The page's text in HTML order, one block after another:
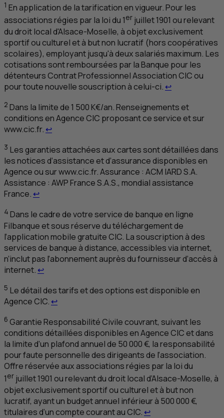
1 En application de la tarification en vigueur. Pour les
associations régies par la loi du 1er juillet 1901 ou relevant
du droit local d'Alsace-Moselle, à objet exclusivement
sportif ou culturel et à but non lucratif (hors coopératives
scolaires), employant jusqu'à deux salariés maximum. Les
cotisations sont remboursées par la Banque pour les
détenteurs Contrat Professionnel AssociationCICou
pour toute nouvelle souscription à celui-ci. ↩Retour au
2 Dans la limite de 1 500 K€/an. Renseignements et
conditions en AgenceCIC proposant ce service et sur
www.cic.fr. ↩Retour au renvoi 2
3 Les garanties attachées aux cartes sont détaillées dans
les notices d’assistance et d’assurance disponibles en
Agence ou sur www.cic.fr. Assurance : ACM IARDS.A.
Assistance : AWPFranceS.A.S., mondial assistance
France. ↩Retour au renvoi 3
4 Dans le cadre de votre service de banque en ligne
Filbanque et sous réserve du téléchargement de
l’application mobile gratuiteCIC. La souscription à des
services de banque à distance, accessibles via internet,
n’inclut pas l’abonnement auprès du fournisseur d’accès à
internet. ↩Retour au renvoi 4
5 Le détail des tarifs et des options est disponible en
AgenceCIC. ↩Retour au renvoi 5
6 Garantie Responsabilité Civile couvrant, suivant les
conditions détaillées disponibles en AgenceCICet dans
la limite d’un plafond annuel de 50 000 €, la responsabilité
pour faute personnelle des dirigeants de l’association.
Offre réservée aux associations régies par la loi du
1er juillet 1901 ou relevant du droit local d’Alsace-Moselle, à
objet exclusivement sportif ou culturel et à but non
lucratif, ayant un budget annuel inférieur à 500 000 €,
titulaires d’un compte courant auCIC. ↩Retour au renvoi 6